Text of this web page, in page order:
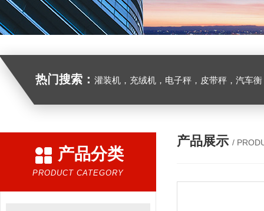
热门搜索： 灌装机，充绒机，电子秤，皮带秤，汽车
产品分类
PRODUCT CATEGORY
产品展示 /